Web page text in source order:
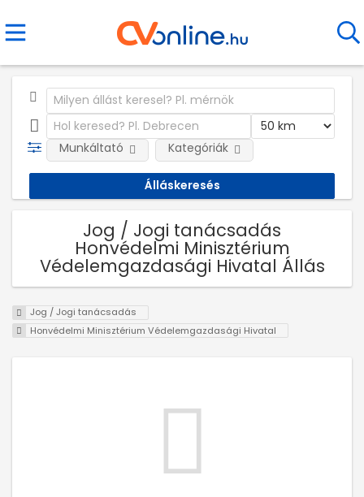
Munkáltató Kategóriák
Jog / Jogi tanácsadás
Honvédelmi Minisztérium
Védelemgazdasági Hivatal Állás
Jog / Jogi tanácsadás
Honvédelmi Minisztérium Védelemgazdasági Hivatal